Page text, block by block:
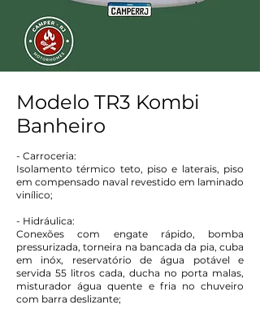
Modelo TR3 Kombi
Banheiro
- Carroceria:
Isolamento térmico teto, piso e laterais, piso
em compensado naval revestido em laminado
vinílico;
- Hidráulica:
Conexões com engate rápido, bomba
pressurizada, torneira na bancada da pia, cuba
em inóx, reservatório de água potável e
servida 55 litros cada, ducha no porta malas,
misturador água quente e fria no chuveiro
com barra deslizante;